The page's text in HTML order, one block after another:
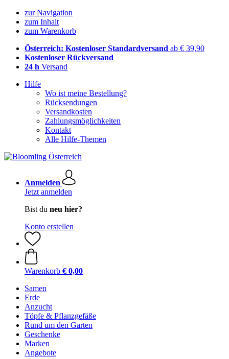
zur Navigation
zum Inhalt
zum Warenkorb
Österreich: Kostenloser Standardversand ab € 39,90
Kostenloser Rückversand
24 h Versand
Hilfe
Wo ist meine Bestellung?
Rücksendungen
Versandkosten
Zahlungsmöglichkeiten
Kontakt
Alle Hilfe-Themen
Anmelden
Jetzt anmelden
Bist du neu hier?
Konto erstellen
Warenkorb € 0,00
Samen
Erde
Anzucht
Töpfe & Pflanzgefäße
Rund um den Garten
Geschenke
Marken
Angebote